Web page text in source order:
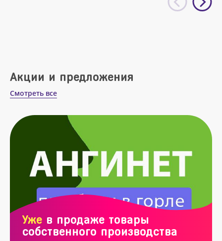
Акции и предложения
Смотреть все
Уже в продаже товары
собственного производства